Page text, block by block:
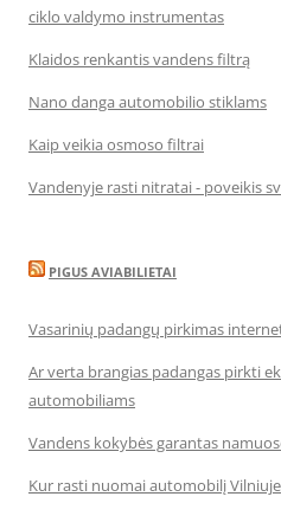
ciklo valdymo instrumentas
Klaidos renkantis vandens filtrą
Nano danga automobilio stiklams
Kaip veikia osmoso filtrai
Vandenyje rasti nitratai - poveikis
PIGUS AVIABILIETAI
Vasarinių padangų pirkimas
Ar verta brangias padangas pirkti
automobiliams
Vandens kokybės garantas
Kur rasti nuomai automobilį Vilniuje